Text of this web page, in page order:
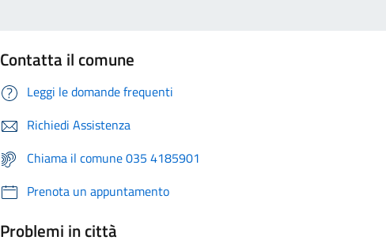
Contatta il comune
Leggi le domande frequenti
Richiedi Assistenza
Chiama il comune 035 4185901
Prenota un appuntamento
Problemi in città